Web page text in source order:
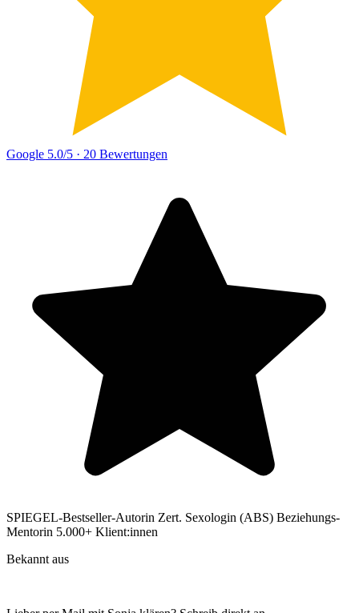
Google 5.0/5 · 20 Bewertungen
SPIEGEL-Bestseller-Autorin Zert. Sexologin (ABS) Beziehungs-
Mentorin 5.000+ Klient:innen
Bekannt aus